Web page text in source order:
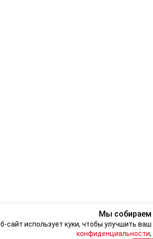
Мы
сайт использует куки, чтобы улучшить
конфиденциальности